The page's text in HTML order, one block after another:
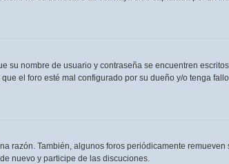
su nombre de usuario y contraseña se encuentren
el foro esté mal configurado por su dueño y/o tenga
razón. También, algunos foros periódicamente
nuevo y participe de las discuciones.